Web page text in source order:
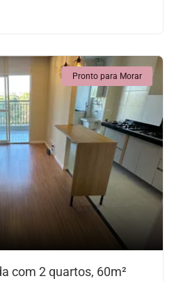
Pronto para Morar
com 2 quartos, 60m²